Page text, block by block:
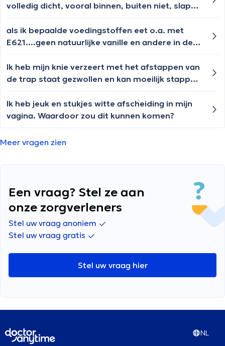
volledig dicht, vooral binnen, buiten niet, slapen
als ik bepaalde voedingstoffen eet o.a. met
E621....geen natuurlijke vanille en andere in de
andere ongemakken zoals moeilijke stoelgang...
Ik heb mijn knie verzeert met het afstappen van
de trap staat gezwollen en kan moeilijk stappen
Ik heb jeuk en stukjes witte afscheiding in mijn
vagina. Waardoor zou dit kunnen komen?
Meer vragen zien
Een vraag? Stel ze aan
onze zorgverleners
Stel uw vraag anoniem
Stel uw vraag gratis
Stel uw vraag hier
NL